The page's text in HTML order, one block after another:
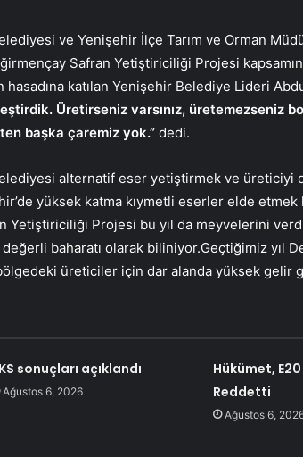
ve Yenişehir İlçe Tarım ve Orman
Safran Yetiştiriciliği Projesi
hasadına katılan Yenişehir Belediye Lideri
Üretirseniz varsınız, üretemezseniz
başka çaremiz yok.” dedi.
alternatif eser yetiştirmek ve üreticiyi
yüksek katma kıymetli eserler elde
Yetiştiriciliği Projesi bu yıl da meyvelerini
baharatı olarak biliniyor.Geçtiğimiz yıl
üreticiler için dar alanda yüksek gelir
sonuçları açıklandı
Ağustos 6, 2026
Hükümet,
Reddetti
Ağustos 6,